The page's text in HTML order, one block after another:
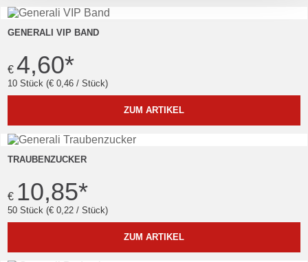
GENERALI VIP BAND
€ 4,60*
10 Stück (€ 0,46 / Stück)
ZUM ARTIKEL
TRAUBENZUCKER
€ 10,85*
50 Stück (€ 0,22 / Stück)
ZUM ARTIKEL